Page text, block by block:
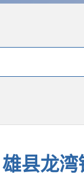
雄县龙湾